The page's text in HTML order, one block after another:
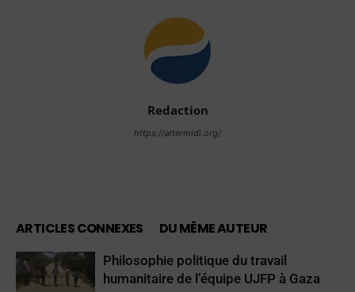
Redaction
https://altermidi.org/
ARTICLES CONNEXES DU MÊME AUTEUR
Philosophie politique du travail
humanitaire de l’équipe UJFP à Gaza